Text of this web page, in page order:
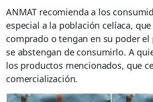
ANMAT recomienda a los
especial a la población celíaca, que
comprado o tengan en su poder
se abstengan de consumirlo. A
los productos mencionados, que
comercialización.